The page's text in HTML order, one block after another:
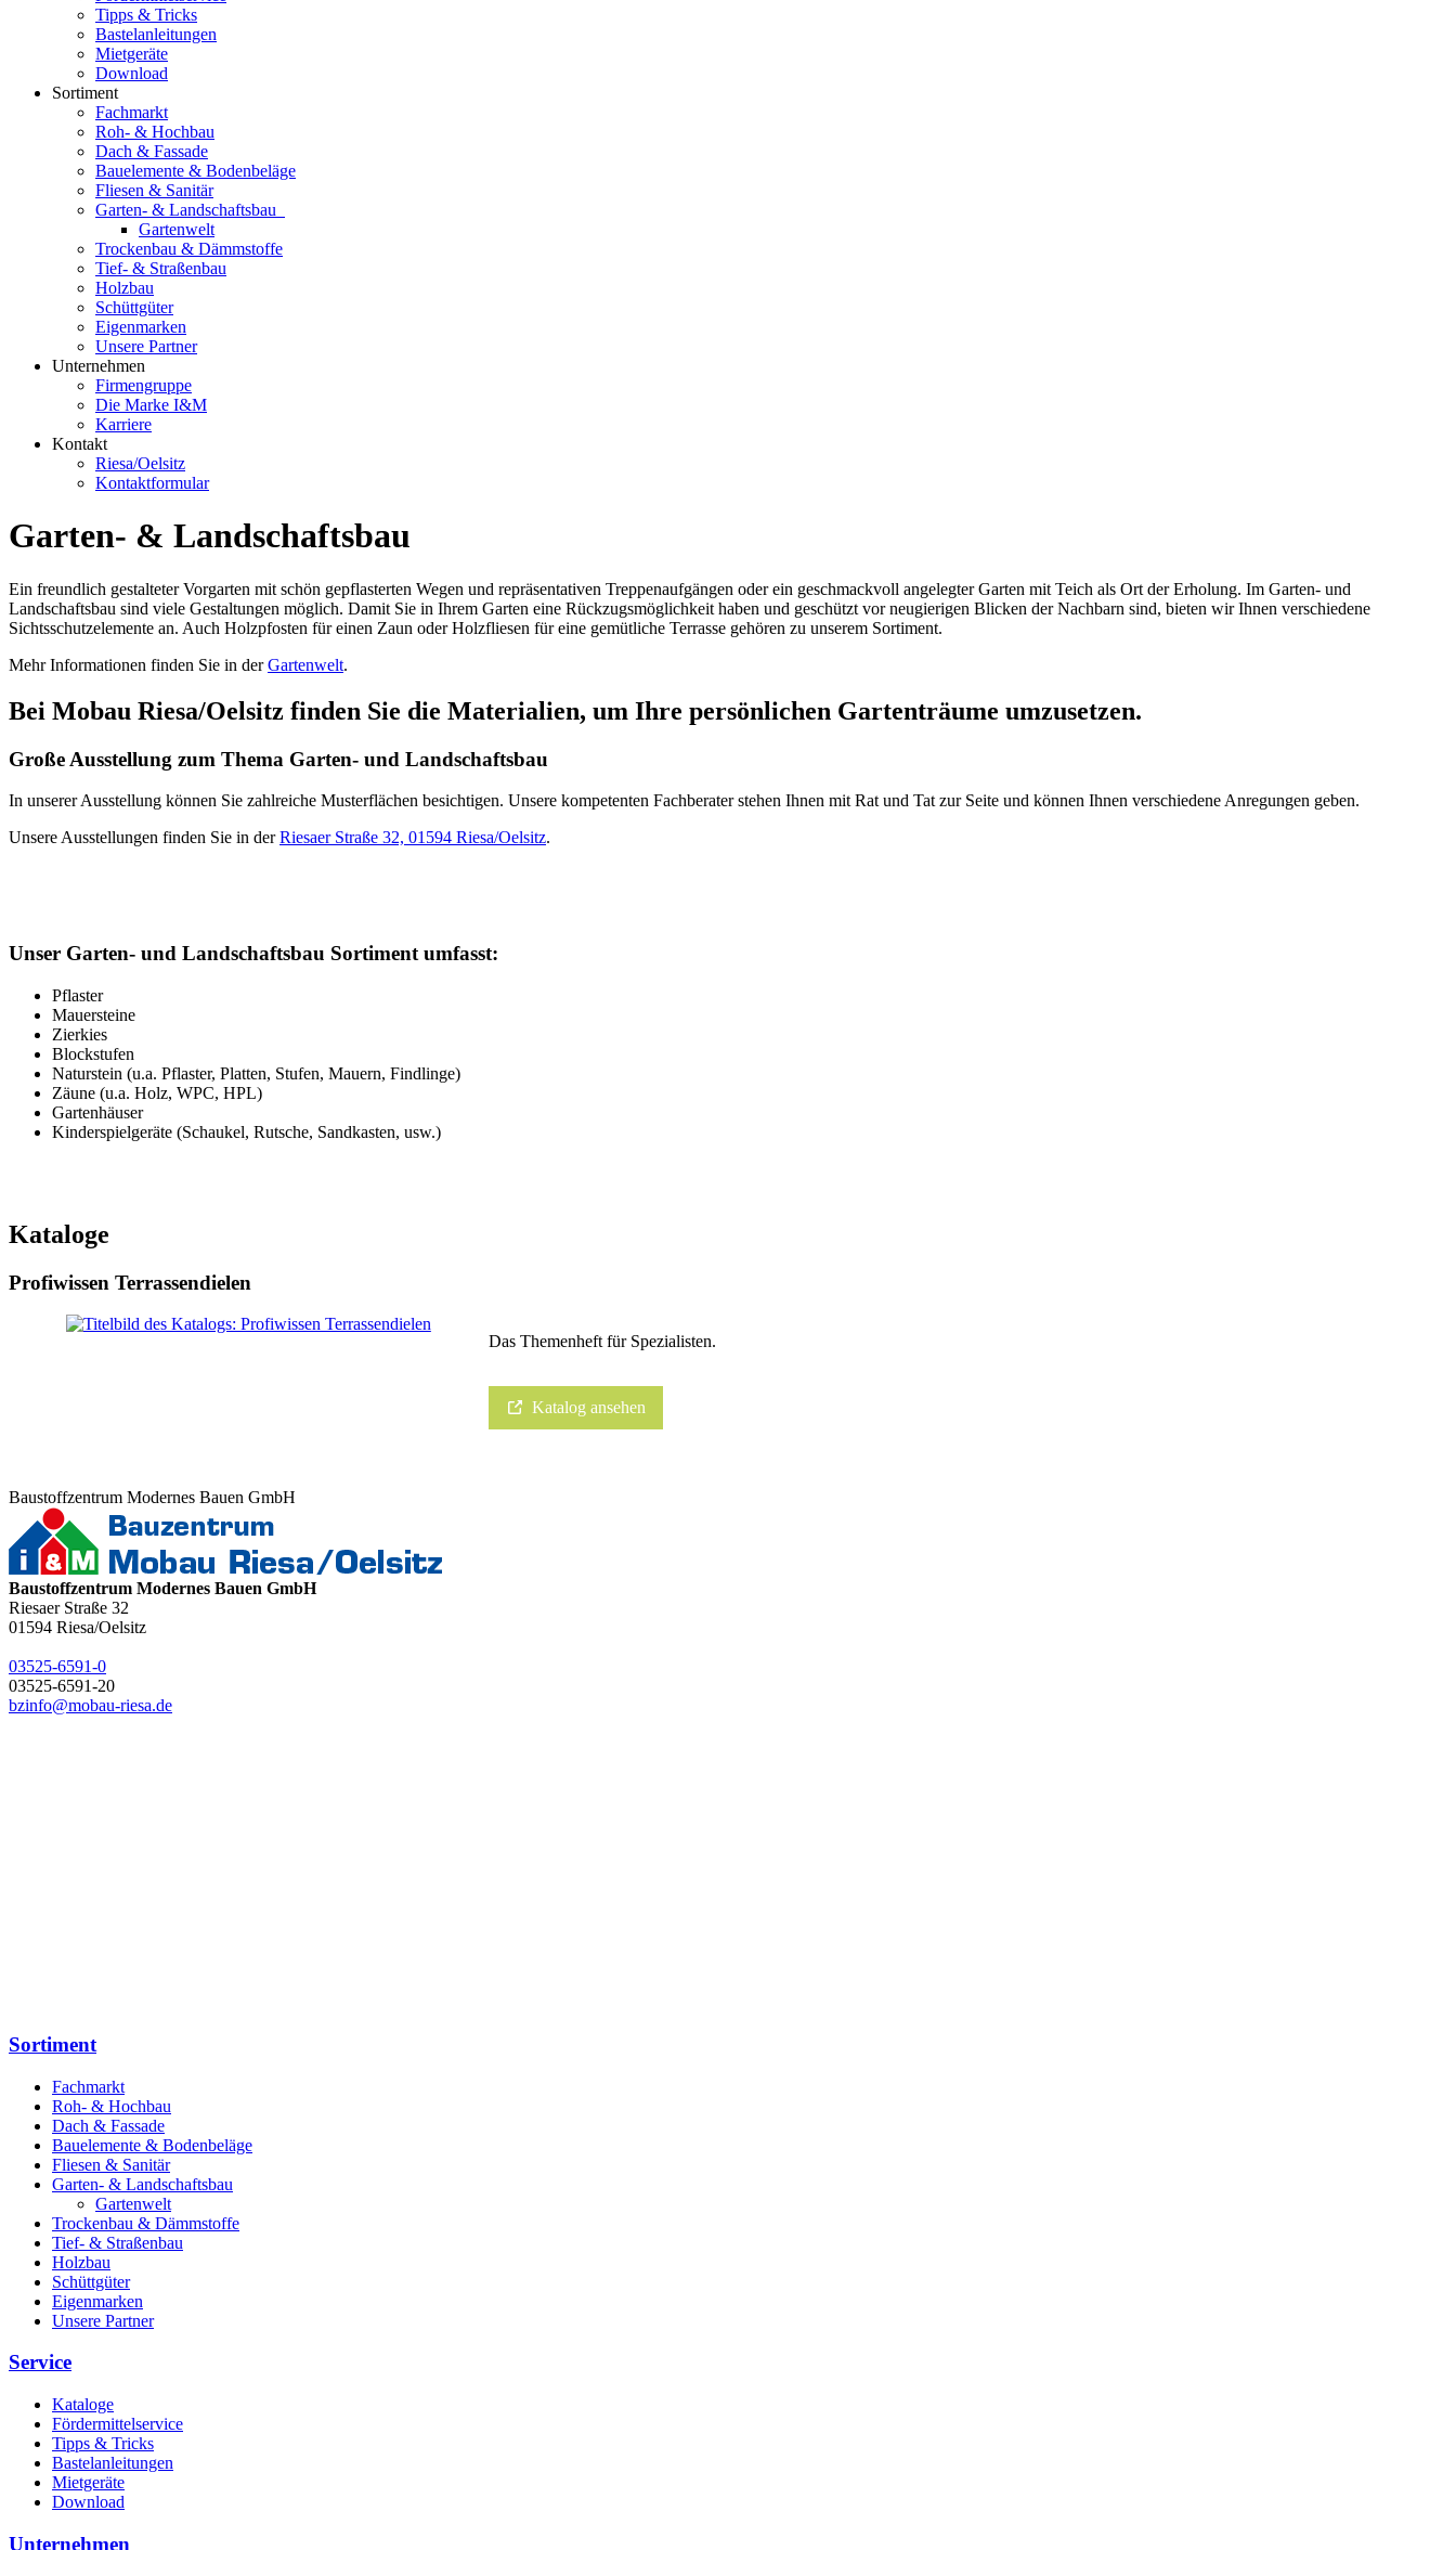
Tipps & Tricks
Bastelanleitungen
Mietgeräte
Download
Sortiment
Fachmarkt
Roh- & Hochbau
Dach & Fassade
Bauelemente & Bodenbeläge
Fliesen & Sanitär
Garten- & Landschaftsbau
Gartenwelt
Trockenbau & Dämmstoffe
Tief- & Straßenbau
Holzbau
Schüttgüter
Eigenmarken
Unsere Partner
Unternehmen
Firmengruppe
Die Marke I&M
Karriere
Kontakt
Riesa/Oelsitz
Kontaktformular
Garten- & Landschaftsbau
Ein freundlich gestalteter Vorgarten mit schön gepflasterten Wegen und repräsentativen Treppenaufgängen oder ein geschmackvoll angelegter Garten mit Teich als Ort der Erholung. Im Garten- und
Landschaftsbau sind viele Gestaltungen möglich. Damit Sie in Ihrem Garten eine Rückzugsmöglichkeit haben und geschützt vor neugierigen Blicken der Nachbarn sind, bieten wir Ihnen verschiedene
Sichtsschutzelemente an. Auch Holzpfosten für einen Zaun oder Holzfliesen für eine gemütliche Terrasse gehören zu unserem Sortiment.
Mehr Informationen finden Sie in derGartenwelt.
Bei Mobau Riesa/Oelsitz finden Sie die Materialien, um Ihre persönlichen Gartenträume umzusetzen.
Große Ausstellung zum Thema Garten- und Landschaftsbau
In unserer Ausstellung können Sie zahlreiche Musterflächen besichtigen. Unsere kompetenten Fachberater stehen Ihnen mit Rat und Tat zur Seite und können Ihnen verschiedene Anregungen geben.
Unsere Ausstellungen finden Sie in derRiesaer Straße 32, 01594 Riesa/Oelsitz.
Unser Garten- und Landschaftsbau Sortiment umfasst:
Pflaster
Mauersteine
Zierkies
Blockstufen
Naturstein (u.a. Pflaster, Platten, Stufen, Mauern, Findlinge)
Zäune (u.a. Holz, WPC, HPL)
Gartenhäuser
Kinderspielgeräte (Schaukel, Rutsche, Sandkasten, usw.)
Kataloge
Profiwissen Terrassendielen
Das Themenheft für Spezialisten.
Katalog ansehen
Baustoffzentrum Modernes Bauen GmbH
Baustoffzentrum Modernes Bauen GmbH
Riesaer Straße 32
01594 Riesa/Oelsitz
03525-6591-0
03525-6591-20
bzinfo@mobau-riesa.de
Sortiment
Fachmarkt
Roh- & Hochbau
Dach & Fassade
Bauelemente & Bodenbeläge
Fliesen & Sanitär
Garten- & Landschaftsbau
Gartenwelt
Trockenbau & Dämmstoffe
Tief- & Straßenbau
Holzbau
Schüttgüter
Eigenmarken
Unsere Partner
Service
Kataloge
Fördermittelservice
Tipps & Tricks
Bastelanleitungen
Mietgeräte
Download
Unternehmen